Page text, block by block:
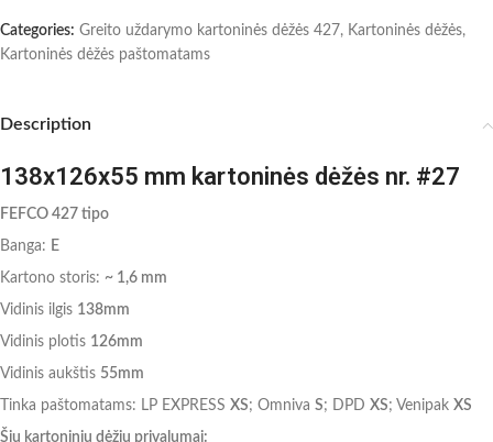
Categories: Greito uždarymo kartoninės dėžės 427, Kartoninės dėžės,
Kartoninės dėžės paštomatams
Description
138x126x55 mm kartoninės dėžės nr. #27
FEFCO 427 tipo
Banga: E
Kartono storis: ~ 1,6 mm
Vidinis ilgis 138mm
Vidinis plotis 126mm
Vidinis aukštis 55mm
Tinka paštomatams: LP EXPRESS XS; Omniva S; DPD XS; Venipak XS
Šių kartoninių dėžių privalumai: